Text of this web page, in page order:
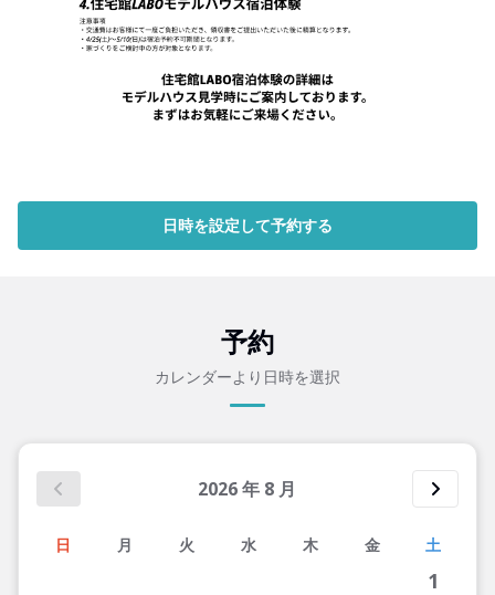
日時を設定して予約する
予約
カレンダーより日時を選択
2026年 8 月
日 月 火 水 木 金 土
1